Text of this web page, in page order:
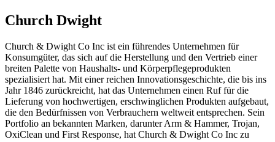
Church Dwight
Church & Dwight Co Inc ist ein führendes Unternehmen für
Konsumgüter, das sich auf die Herstellung und den Vertrieb einer
breiten Palette von Haushalts- und Körperpflegeprodukten
spezialisiert hat. Mit einer reichen Innovationsgeschichte, die bis ins
Jahr 1846 zurückreicht, hat das Unternehmen einen Ruf für die
Lieferung von hochwertigen, erschwinglichen Produkten aufgebaut,
die den Bedürfnissen von Verbrauchern weltweit entsprechen. Sein
Portfolio an bekannten Marken, darunter Arm & Hammer, Trojan,
OxiClean und First Response, hat Church & Dwight Co Inc zu